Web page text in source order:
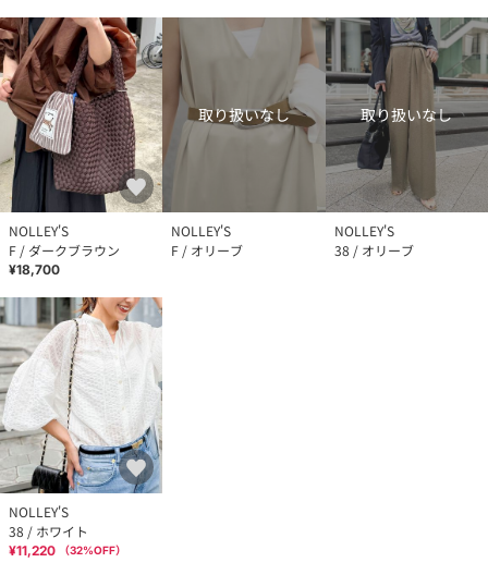
NOLLEY'S
F / ダークブラウン
¥18,700
取り扱いなし
NOLLEY'S
F / オリーブ
取り扱いなし
NOLLEY'S
38 / オリーブ
NOLLEY'S
38 / ホワイト
¥11,220 （32%OFF）